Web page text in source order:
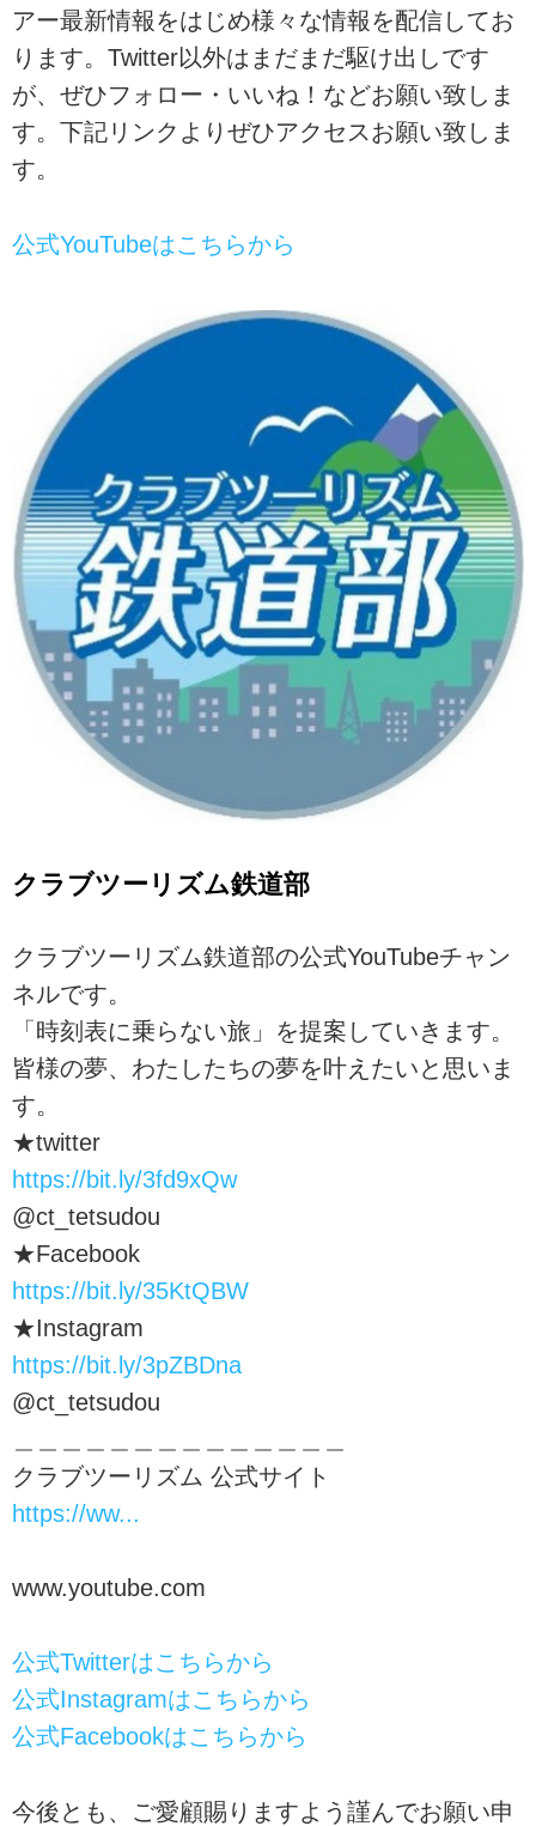
アー最新情報をはじめ様々な情報を配信してお
ります。Twitter以外はまだまだ駆け出しです
が、ぜひフォロー・いいね！などお願い致しま
す。下記リンクよりぜひアクセスお願い致しま
す。
公式YouTubeはこちらから
クラブツーリズム鉄道部
クラブツーリズム鉄道部の公式YouTubeチャン
ネルです。
「時刻表に乗らない旅」を提案していきます。
皆様の夢、わたしたちの夢を叶えたいと思いま
す。
★twitter
https://bit.ly/3fd9xQw
@ct_tetsudou
★Facebook
https://bit.ly/35KtQBW
★Instagram
https://bit.ly/3pZBDna
@ct_tetsudou
クラブツーリズム 公式サイト
https://ww...
www.youtube.com
公式Twitterはこちらから
公式Instagramはこちらから
公式Facebookはこちらから
今後とも、ご愛顧賜りますよう謹んでお願い申